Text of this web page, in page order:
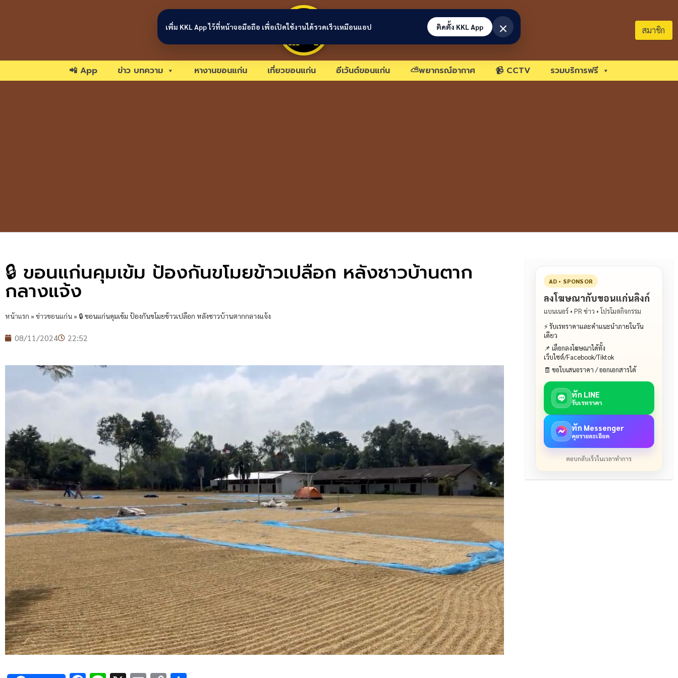
ขอนแก่นลิงก์ สมาชิก
📲 App ข่าว บทความ หางานขอนแก่น เที่ยวขอนแก่น อีเว้นต์ขอนแก่น ⛅พยากรณ์อากาศ 📹 CCTV รวมบริการฟรี
🔒 ขอนแก่นคุมเข้ม ป้องกันขโมยข้าวเปลือก หลังชาวบ้านตาก
กลางแจ้ง
หน้าแรก »ข่าวขอนแก่น» 🔒 ขอนแก่นคุมเข้ม ป้องกันขโมยข้าวเปลือก หลังชาวบ้านตากกลางแจ้ง
08/11/2024 22:52
AD • SPONSOR
ลงโฆษณากับขอนแก่นลิงก์
แบนเนอร์ • PR ข่าว • โปรโมตกิจกรรม
⚡ รับเรทราคาและคำแนะนำภายในวัน
เดียว
📌 เลือกลงโฆษณาได้ทั้ง
เว็บไซต์/Facebook/Tiktok
🧾 ขอใบเสนอราคา / ออกเอกสารได้
ทัก LINE
รับเรทราคา
ทัก Messenger
คุยรายละเอียด
ตอบกลับเร็วในเวลาทำการ
เพิ่ม KKL App ไว้ที่หน้าจอมือถือ เพื่อเปิดใช้งานได้รวดเร็วเหมือนแอป ติดตั้ง KKL App ×